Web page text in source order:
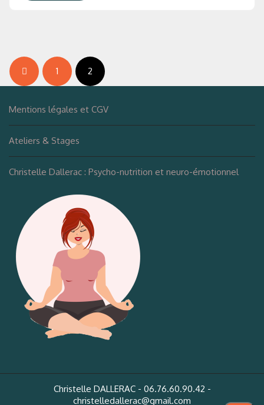
pagination
des
publications
1 2
Mentions légales et CGV
Ateliers & Stages
Christelle Dallerac : Psycho-nutrition et neuro-émotionnel
Christelle DALLERAC - 06.76.60.90.42 -
christelledallerac@gmail.com